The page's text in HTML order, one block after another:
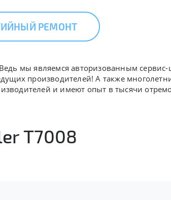
РЕМОНТ
мы являемся авторизованным сервис-
производителей! А также
и имеют опыт в тысячи
T7008